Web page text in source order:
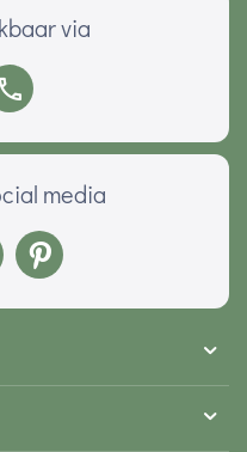
via
media